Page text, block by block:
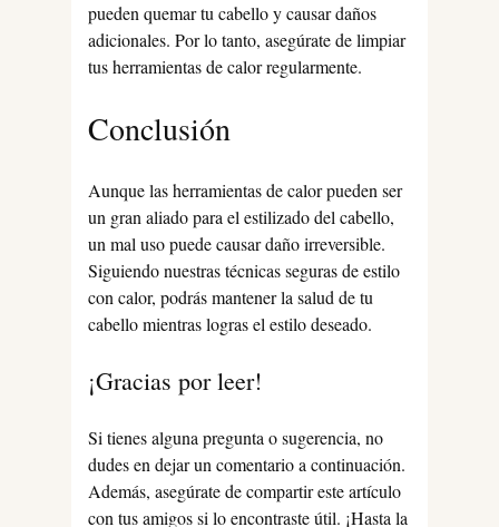
pueden quemar tu cabello y causar daños
adicionales. Por lo tanto, asegúrate de limpiar
tus herramientas de calor regularmente.
Conclusión
Aunque las herramientas de calor pueden ser
un gran aliado para el estilizado del cabello,
un mal uso puede causar daño irreversible.
Siguiendo nuestras técnicas seguras de estilo
con calor, podrás mantener la salud de tu
cabello mientras logras el estilo deseado.
¡Gracias por leer!
Si tienes alguna pregunta o sugerencia, no
dudes en dejar un comentario a continuación.
Además, asegúrate de compartir este artículo
con tus amigos si lo encontraste útil. ¡Hasta la